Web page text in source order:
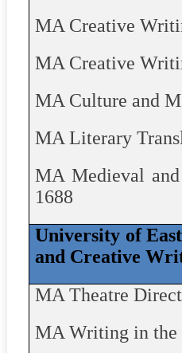
MA Creative
MA Creative
MA Culture and
MA Literary
MA Medieval
1688
University of
and Creative
MA Theatre
MA Writing in the